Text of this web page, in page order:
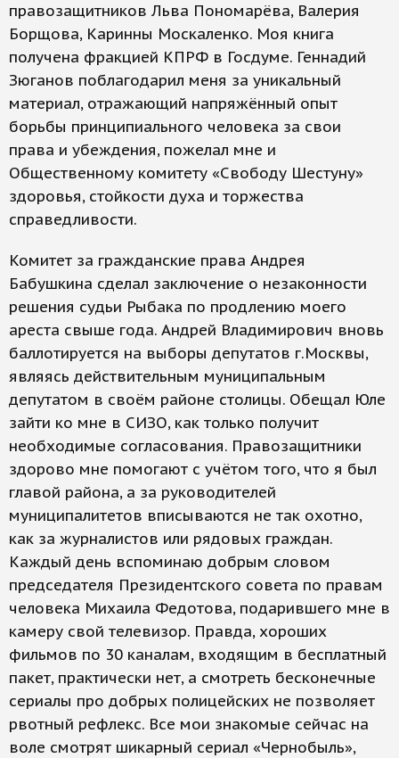
правозащитников Льва Пономарёва, Валерия
Борщова, Каринны Москаленко. Моя книга
получена фракцией КПРФ в Госдуме. Геннадий
Зюганов поблагодарил меня за уникальный
материал, отражающий напряжённый опыт
борьбы принципиального человека за свои
права и убеждения, пожелал мне и
Общественному комитету «Свободу Шестуну»
здоровья, стойкости духа и торжества
справедливости.
Комитет за гражданские права Андрея
Бабушкина сделал заключение о незаконности
решения судьи Рыбака по продлению моего
ареста свыше года. Андрей Владимирович вновь
баллотируется на выборы депутатов г.Москвы,
являясь действительным муниципальным
депутатом в своём районе столицы. Обещал Юле
зайти ко мне в СИЗО, как только получит
необходимые согласования. Правозащитники
здорово мне помогают с учётом того, что я был
главой района, а за руководителей
муниципалитетов вписываются не так охотно,
как за журналистов или рядовых граждан.
Каждый день вспоминаю добрым словом
председателя Президентского совета по правам
человека Михаила Федотова, подарившего мне в
камеру свой телевизор. Правда, хороших
фильмов по 30 каналам, входящим в бесплатный
пакет, практически нет, а смотреть бесконечные
сериалы про добрых полицейских не позволяет
рвотный рефлекс. Все мои знакомые сейчас на
воле смотрят шикарный сериал «Чернобыль»,